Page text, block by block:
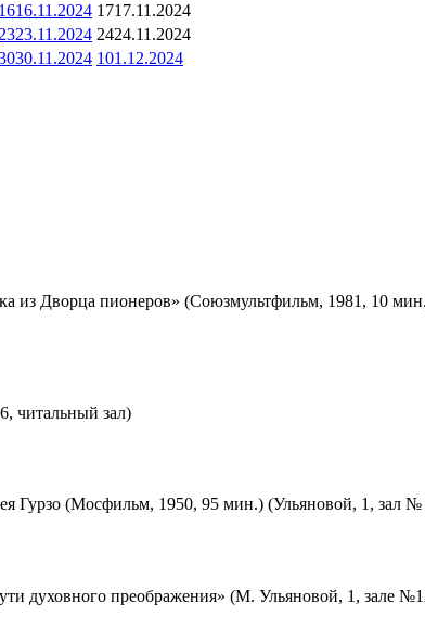
1616.11.2024 1717.11.2024
2323.11.2024 2424.11.2024
30.11.2024 101.12.2024
Дворца пионеров» (Союзмультфильм, 1981, 10
читальный зал)
Гурзо (Мосфильм, 1950, 95 мин.) (Ульяновой, 1, зал №
духовного преображения» (М. Ульяновой, 1, зале